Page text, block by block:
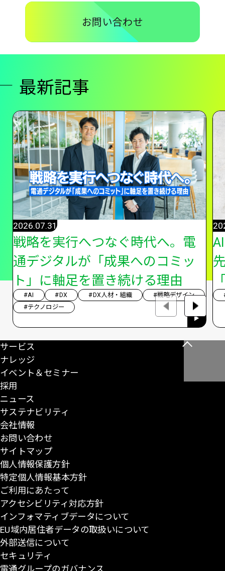
お問い合わせ
最新記事
戦略を実行へつなぐ時代へ。電
通デジタルが「成果へのコミッ
ト」に軸足を置き続ける理由
2026.07.31
#AI #DX #DX人材・組織
#戦略デザイン
#テクノロジー
こ
サービス
ナレッジ
イベント＆セミナー
採用
ニュース
サステナビリティ
会社情報
お問い合わせ
サイトマップ
個人情報保護方針
特定個人情報基本方針
ご利用にあたって
アクセシビリティ対応方針
インフォマティブデータについて
EU域内居住者データの取扱いについて
外部送信について
セキュリティ